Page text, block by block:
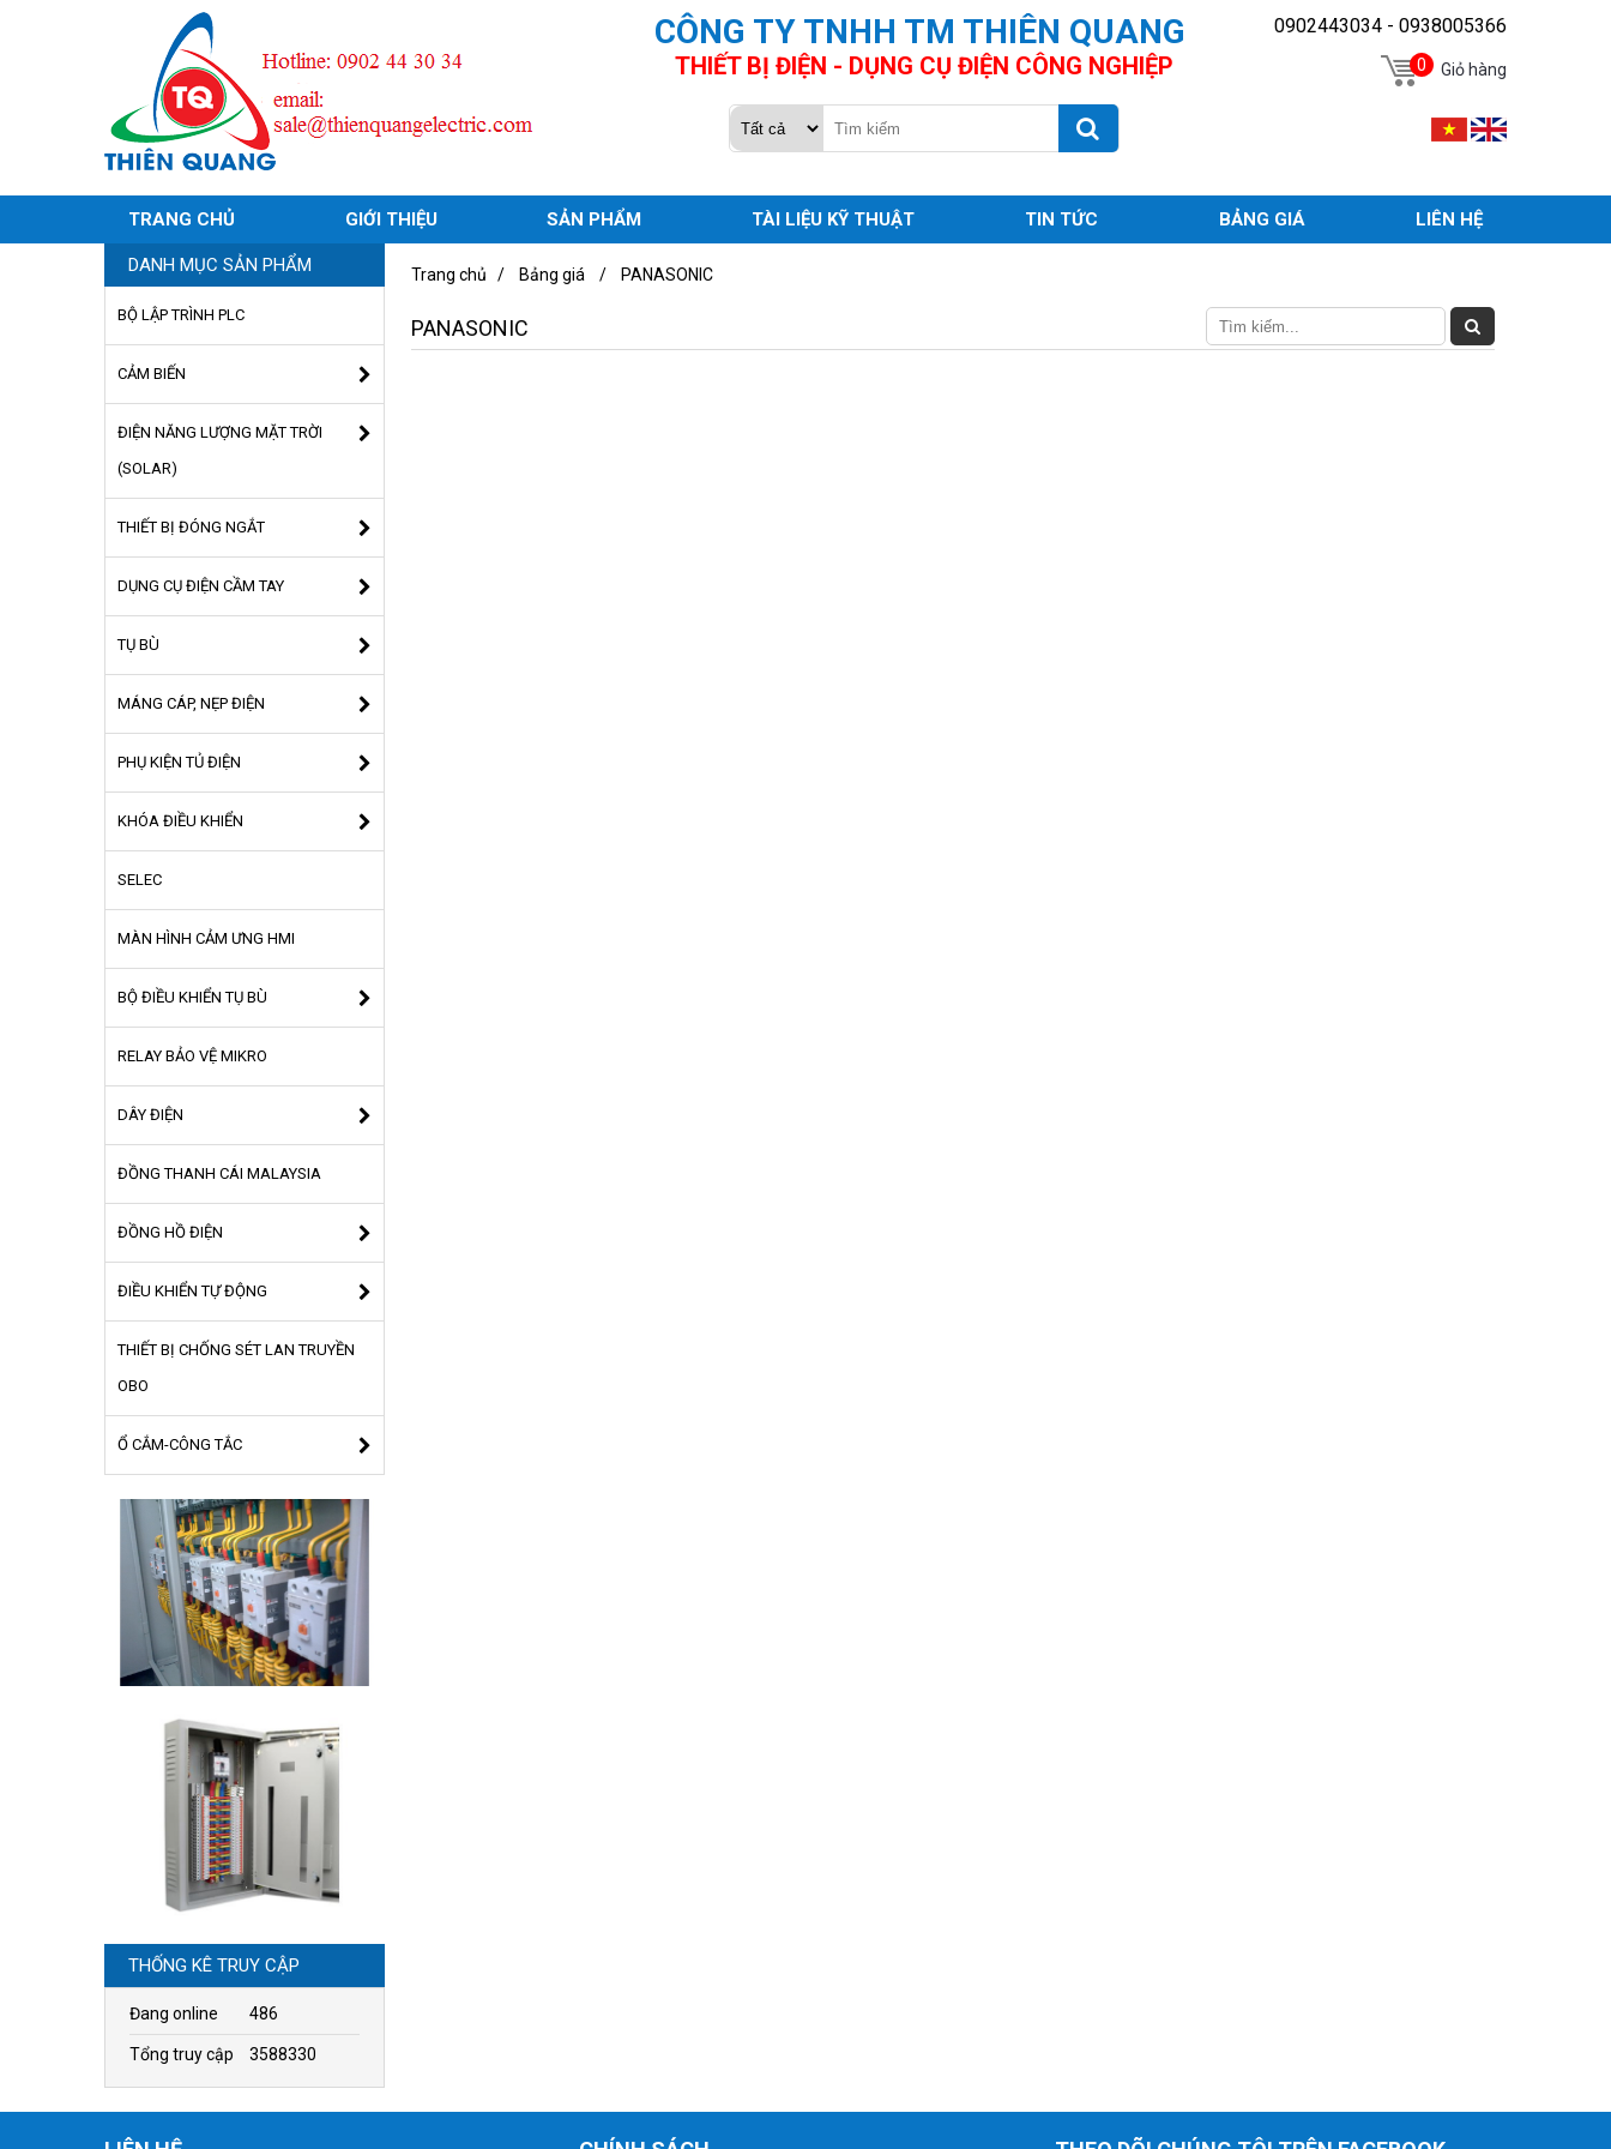
CÔNG TY TNHH TM THIÊN QUANG
THIẾT BỊ ĐIỆN - DỤNG CỤ ĐIỆN CÔNG NGHIỆP
0902443034 - 0938005366
Giỏ hàng
0
TRANG CHỦ GIỚI THIỆU SẢN PHẨM TÀI LIỆU KỸ THUẬT TIN TỨC BẢNG GIÁ LIÊN HỆ
DANH MỤC SẢN PHẨM
BỘ LẬP TRÌNH PLC
CẢM BIẾN
ĐIỆN NĂNG LƯỢNG MẶT TRỜI
(SOLAR)
THIẾT BỊ ĐÓNG NGẮT
DỤNG CỤ ĐIỆN CẦM TAY
TỤ BÙ
MÁNG CÁP, NẸP ĐIỆN
PHỤ KIỆN TỦ ĐIỆN
KHÓA ĐIỀU KHIỂN
SELEC
MÀN HÌNH CẢM ƯNG HMI
BỘ ĐIỀU KHIỂN TỤ BÙ
RELAY BẢO VỆ MIKRO
DÂY ĐIỆN
ĐỒNG THANH CÁI MALAYSIA
ĐỒNG HỒ ĐIỆN
ĐIỀU KHIỂN TỰ ĐỘNG
THIẾT BỊ CHỐNG SÉT LAN TRUYỀN
OBO
Ổ CẮM-CÔNG TẮC
THỐNG KÊ TRUY CẬP
Đang online 486
Tổng truy cập 3588330
Trang chủ / Bảng giá / PANASONIC
PANASONIC